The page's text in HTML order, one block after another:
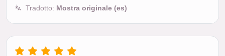
Tradotto: Mostra originale (es)